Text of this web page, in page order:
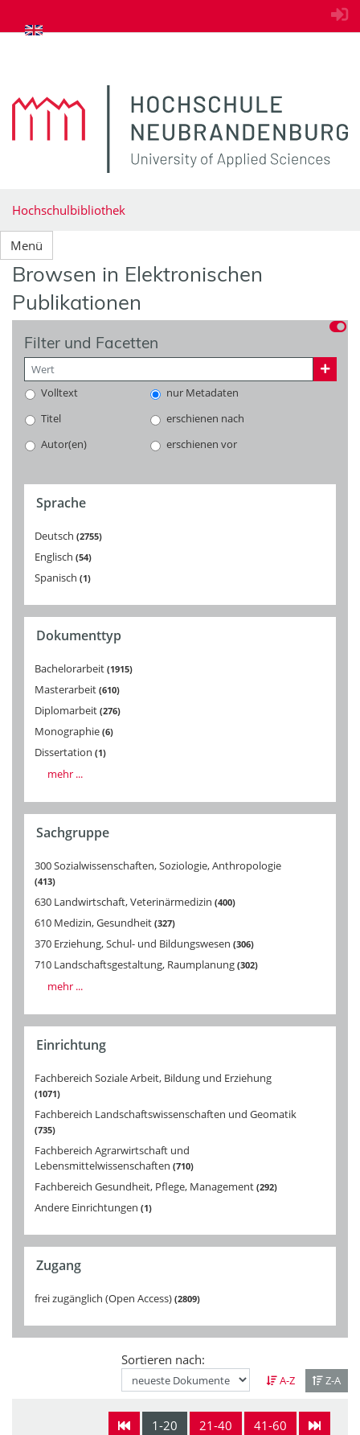
zum Inhalt springen
Hochschulbibliothek
Menü
Browsen in Elektronischen
Publikationen
Filter und Facetten
Volltext
nur Metadaten
Titel
erschienen nach
Autor(en)
erschienen vor
Sprache
Deutsch 2755
Englisch 54
Spanisch 1
Dokumenttyp
Bachelorarbeit 1915
Masterarbeit 610
Diplomarbeit 276
Monographie 6
Dissertation 1
mehr ...
Sachgruppe
300 Sozialwissenschaften, Soziologie, Anthropologie
413
630 Landwirtschaft, Veterinärmedizin 400
610 Medizin, Gesundheit 327
370 Erziehung, Schul- und Bildungswesen 306
710 Landschaftsgestaltung, Raumplanung 302
mehr ...
Einrichtung
Fachbereich Soziale Arbeit, Bildung und Erziehung
1071
Fachbereich Landschaftswissenschaften und Geomatik
735
Fachbereich Agrarwirtschaft und
Lebensmittelwissenschaften 710
Fachbereich Gesundheit, Pflege, Management 292
Andere Einrichtungen 1
Zugang
frei zugänglich (Open Access) 2809
Sortieren nach:
A-Z Z-A
1-20 21-40
41-60